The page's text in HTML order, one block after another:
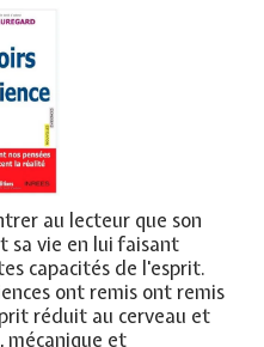
au lecteur que son
sa vie en lui faisant
capacités de l'esprit.
ont remis ont remis
réduit au cerveau et
mécanique et